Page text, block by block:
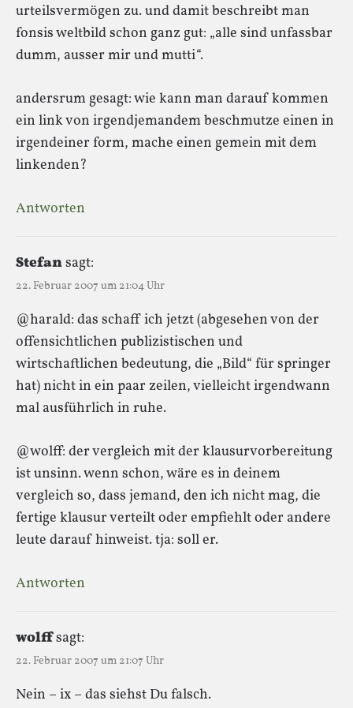
urteilsvermögen zu. und damit beschreibt man
fonsis weltbild schon ganz gut: „alle sind unfassbar
dumm, ausser mir und mutti“.
andersrum gesagt: wie kann man darauf kommen
ein link von irgendjemandem beschmutze einen in
irgendeiner form, mache einen gemein mit dem
linkenden?
Antworten
Stefansagt:
22. Februar 2007 um 21:04 Uhr
@harald: das schaff ich jetzt (abgesehen von der
offensichtlichen publizistischen und
wirtschaftlichen bedeutung, die „Bild“ für springer
hat) nicht in ein paar zeilen, vielleicht irgendwann
mal ausführlich in ruhe.
@wolff: der vergleich mit der klausurvorbereitung
ist unsinn. wenn schon, wäre es in deinem
vergleich so, dass jemand, den ich nicht mag, die
fertige klausur verteilt oder empfiehlt oder andere
leute darauf hinweist. tja: soll er.
Antworten
wolffsagt:
22. Februar 2007 um 21:07 Uhr
Nein – ix – das siehst Du falsch.